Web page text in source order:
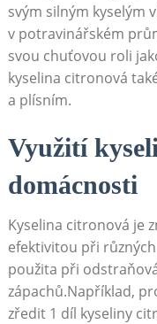
svým silným kyselým‍
v‍ potravinářském
svou​ chuťovou roli
kyselina citronová
a plísním.
Využití‌
domácnosti
Kyselina citronová je
efektivitou⁣ při
použita při⁢
zápachů.Například,‍
zředit 1 díl kyseliny